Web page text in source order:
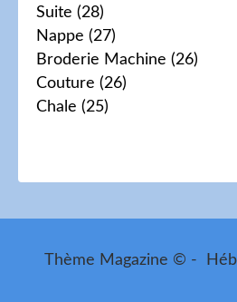
Suite (28)
Nappe (27)
Broderie Machine (26)
Couture (26)
Chale (25)
Thème Magazine © -